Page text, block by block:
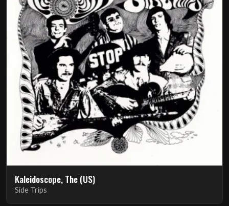
Kaleidoscope, The (US)
Side Trips